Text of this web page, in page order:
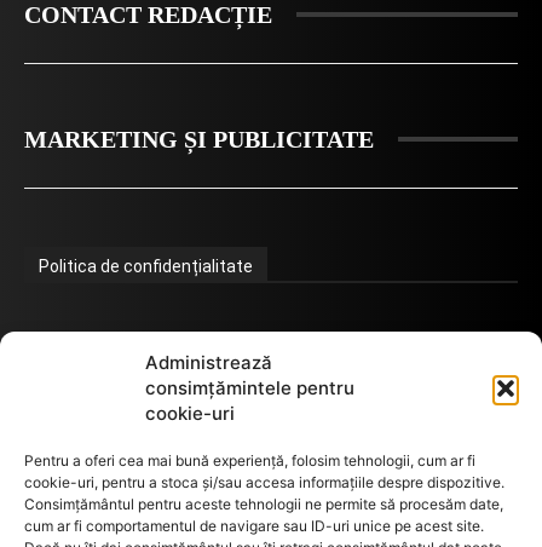
Administrează
consimțămintele pentru
cookie-uri
Pentru a oferi cea mai bună experiență, folosim tehnologii, cum ar fi
cookie-uri, pentru a stoca și/sau accesa informațiile despre dispozitive.
Consimțământul pentru aceste tehnologii ne permite să procesăm date,
cum ar fi comportamentul de navigare sau ID-uri unice pe acest site.
CONTACT REDACȚIE
MARKETING ȘI PUBLICITATE
Politica de confidențialitate
Termeni de utilizare
GDPR